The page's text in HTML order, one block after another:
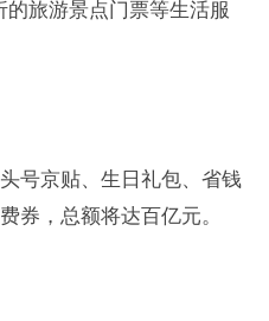
旅游景点门票等生活服
号京贴、生日礼包、省钱
券，总额将达百亿元。